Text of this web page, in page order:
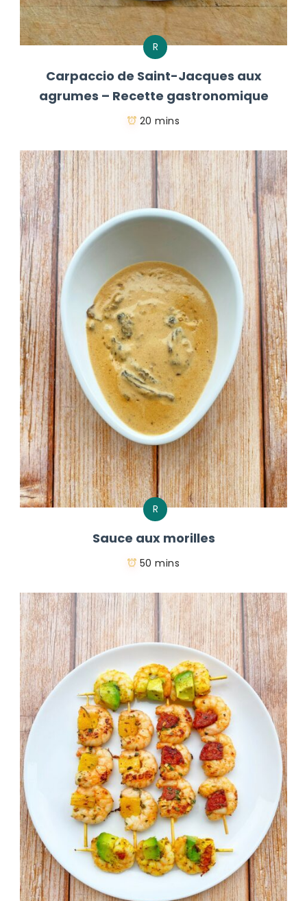
R
Carpaccio de Saint-Jacques aux
agrumes – Recette gastronomique
20 mins
R
Sauce aux morilles
50 mins